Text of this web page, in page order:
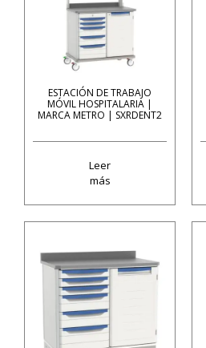
ESTACIÓN DE TRABAJO
MÓVIL HOSPITALARIA |
MARCA METRO | SXRDENT2
Leer
más